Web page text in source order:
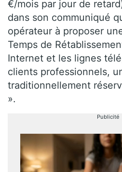
€/mois par jour de
dans son communiqué
opérateur à proposer
Temps de
Internet et les lignes
clients professionnels,
traditionnellement
».
Publicité